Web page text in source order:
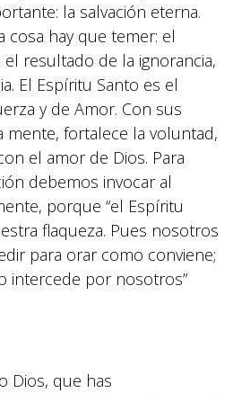
la salvación eterna.
hay que temer: el
el resultado de la ignorancia,
El Espíritu Santo es el
y de Amor. Con sus
mente, fortalece la voluntad,
el amor de Dios. Para
debemos invocar al
porque “el Espíritu
flaqueza. Pues nosotros
para orar como conviene;
intercede por nosotros”
Dios, que has